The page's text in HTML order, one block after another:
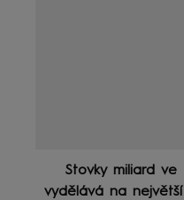
Stovky miliard
vydělává na